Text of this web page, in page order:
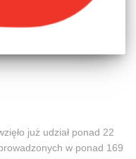
już udział ponad 22
w ponad 169